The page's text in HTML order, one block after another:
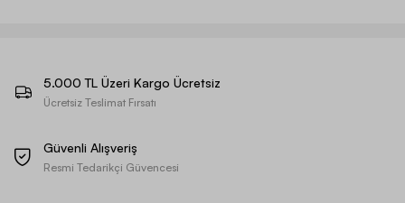
5.000 TL Üzeri Kargo Ücretsiz
Ücretsiz Teslimat Fırsatı
Güvenli Alışveriş
Resmi Tedarikçi Güvencesi